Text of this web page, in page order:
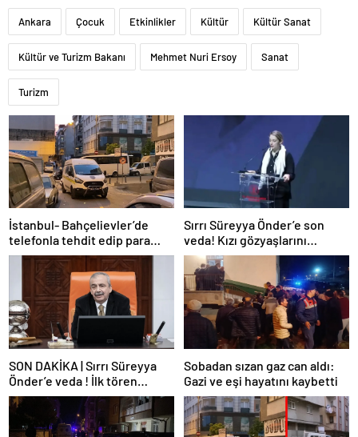
Ankara Çocuk Etkinlikler Kültür Kültür Sanat
Kültür ve Turizm Bakanı Mehmet Nuri Ersoy Sanat
Turizm
İstanbul- Bahçelievler’de
telefonla tehdit edip para
istediler, ret cevabı alınca iş
yerini kurşunladılar
Sırrı Süreyya Önder’e son
veda! Kızı gözyaşlarını
tutamadı: Hayatın tüm rengi
gitti baba…
SON DAKİKA | Sırrı Süreyya
Önder’e veda ! İlk tören
AKM’de yapılıyor
Sobadan sızan gaz can aldı:
Gazi ve eşi hayatını kaybetti